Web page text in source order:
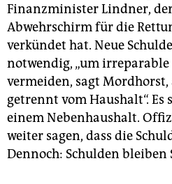
Finanzminister Lindner,
Abwehrschirm für die
verkündet hat. Neue
notwendig, „um
vermeiden, sagt Mordhorst,
getrennt vom Haushalt“. Es
einem Nebenhaushalt.
weiter sagen, dass die
Dennoch: Schulden bleiben